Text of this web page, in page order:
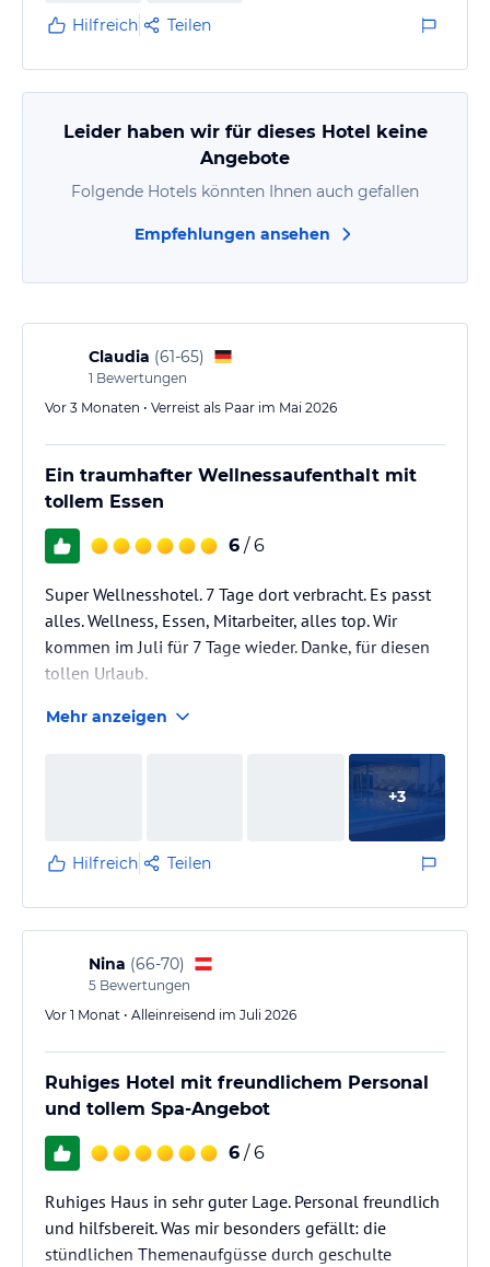
Hilfreich Teilen
Leider haben wir für dieses Hotel keine
Angebote
Folgende Hotels könnten Ihnen auch gefallen
Empfehlungen ansehen
Claudia (61-65)
1 Bewertungen
Vor 3 Monaten • Verreist als Paar im Mai 2026
Ein traumhafter Wellnessaufenthalt mit
tollem Essen
6 / 6
Super Wellnesshotel. 7 Tage dort verbracht. Es passt
alles. Wellness, Essen, Mitarbeiter, alles top. Wir
kommen im Juli für 7 Tage wieder. Danke, für diesen
tollen Urlaub.
Mehr anzeigen
+3
Hilfreich Teilen
Nina (66-70)
5 Bewertungen
Vor 1 Monat • Alleinreisend im Juli 2026
Ruhiges Hotel mit freundlichem Personal
und tollem Spa-Angebot
6 / 6
Ruhiges Haus in sehr guter Lage. Personal freundlich
und hilfsbereit. Was mir besonders gefällt: die
stündlichen Themenaufgüsse durch geschulte